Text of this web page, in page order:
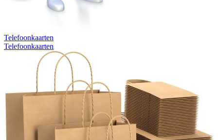
Telefoonkaarten
Telefoonkaarten